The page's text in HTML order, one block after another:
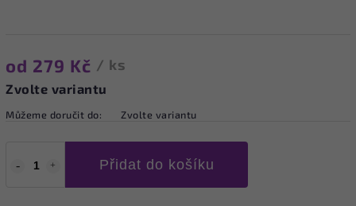
od 279 Kč / ks
Zvolte variantu
Můžeme doručit do: Zvolte variantu
Přidat do košíku